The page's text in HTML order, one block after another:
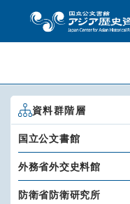
資料群階層
国立公文書館
外務省外交史料館
防衛省防衛研究所